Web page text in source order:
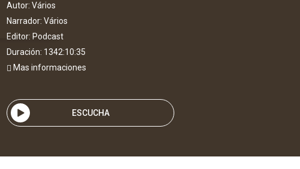
Autor: Vários
Narrador: Vários
Editor: Podcast
Duración: 1342:10:35
Mas informaciones
ESCUCHA